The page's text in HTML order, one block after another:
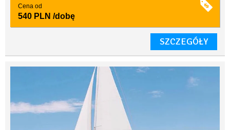
Cena od
540 PLN /dobę
SZCZEGÓŁY